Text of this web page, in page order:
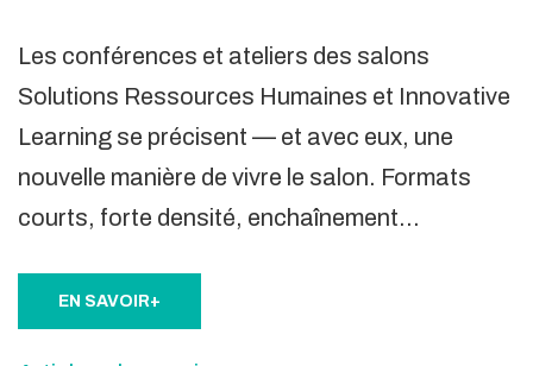
Les conférences et ateliers des salons
Solutions Ressources Humaines et Innovative
Learning se précisent — et avec eux, une
nouvelle manière de vivre le salon. Formats
courts, forte densité, enchaînement…
EN SAVOIR+